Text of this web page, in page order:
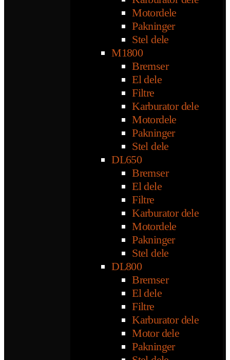
Motordele
Pakninger
Stel dele
M1800
Bremser
El dele
Filtre
Karburator dele
Motordele
Pakninger
Stel dele
DL650
Bremser
El dele
Filtre
Karburator dele
Motordele
Pakninger
Stel dele
DL800
Bremser
El dele
Filtre
Karburator dele
Motor dele
Pakninger